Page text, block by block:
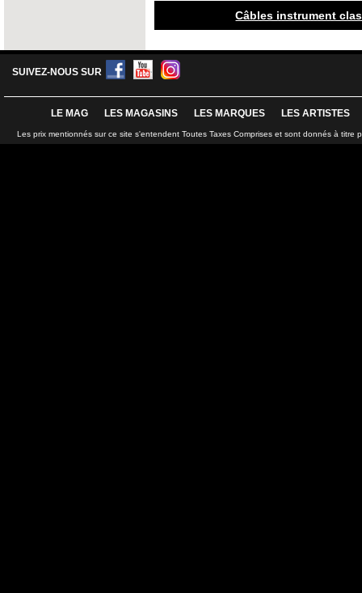
Câbles instrument
SUIVEZ-NOUS SUR
LE MAG LES MAGASINS LES MARQUES LES ARTISTES
Les prix mentionnés sur ce site s'entendent Toutes Taxes Comprises et sont donnés à